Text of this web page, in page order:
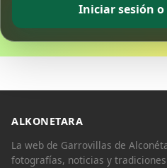
Iniciar sesión
ALKONETARA
La web de Garrovillas de
fotografías, noticias y